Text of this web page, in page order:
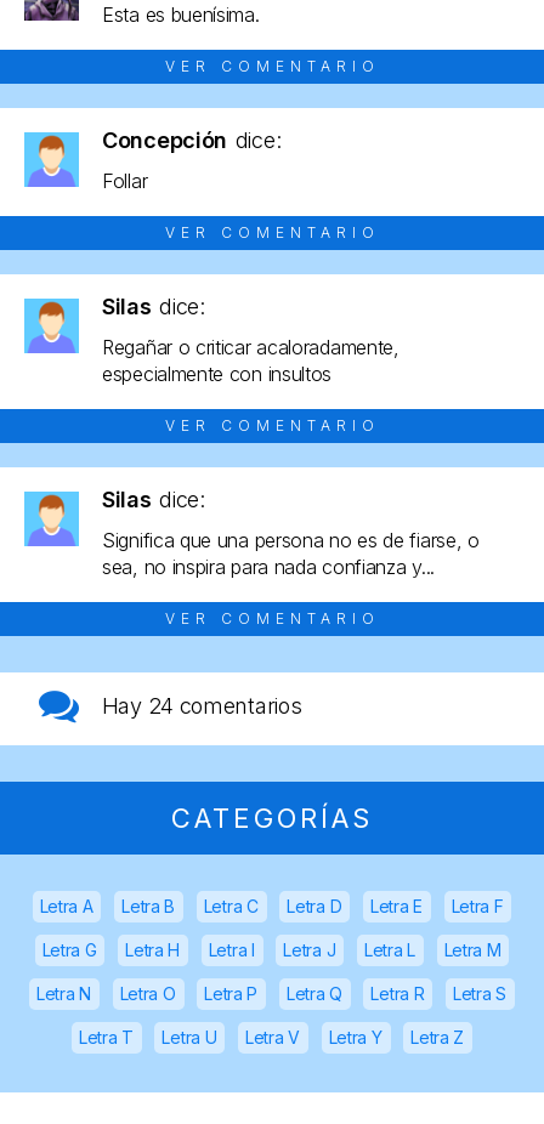
Esta es buenísima.
VER COMENTARIO
Concepción dice:
Follar
VER COMENTARIO
Silas dice:
Regañar o criticar acaloradamente,
especialmente con insultos
VER COMENTARIO
Silas dice:
Significa que una persona no es de fiarse, o
sea, no inspira para nada confianza y...
VER COMENTARIO
Hay 24 comentarios
CATEGORÍAS
Letra A Letra B Letra C Letra D Letra E Letra F
Letra G Letra H Letra I Letra J Letra L Letra M
Letra N Letra O Letra P Letra Q Letra R Letra S
Letra T Letra U Letra V Letra Y Letra Z